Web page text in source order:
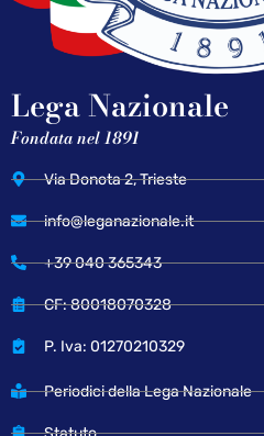
Lega Nazionale
Fondata nel 1891
Via Donota 2, Trieste
info@leganazionale.it
+39 040 365343
CF: 80018070328
P. Iva: 01270210329
Periodici della Lega Nazionale